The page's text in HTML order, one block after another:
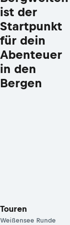
ist der
Startpunkt
für dein
Abenteuer
in den
Bergen
Touren
Weißensee Runde